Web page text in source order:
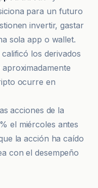
para un futuro
invertir, gastar
sola app o wallet.
los derivados
ocurre en
acciones de la
el miércoles antes
la acción ha caído
con el desempeño